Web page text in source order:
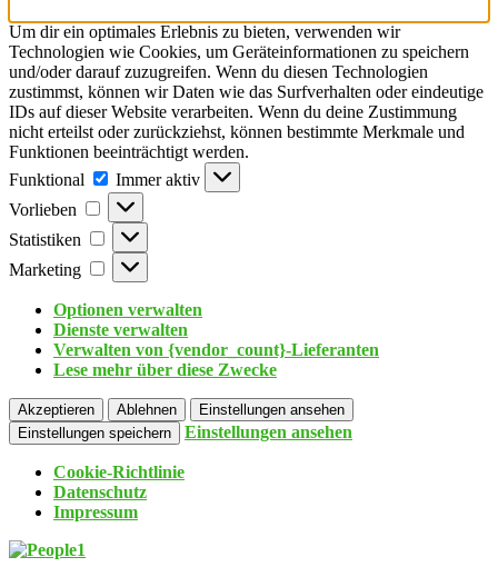
Um dir ein optimales Erlebnis zu bieten, verwenden wir
Technologien wie Cookies, um Geräteinformationen zu speichern
und/oder darauf zuzugreifen. Wenn du diesen Technologien
zustimmst, können wir Daten wie das Surfverhalten oder eindeutige
IDs auf dieser Website verarbeiten. Wenn du deine Zustimmung
nicht erteilst oder zurückziehst, können bestimmte Merkmale und
Funktionen beeinträchtigt werden.
Funktional
Immer aktiv
Vorlieben
Statistiken
Marketing
Optionen verwalten
Dienste verwalten
Verwalten von {vendor_count}-Lieferanten
Lese mehr über diese Zwecke
Akzeptieren Ablehnen
Einstellungen ansehen
Einstellungen speichern
Einstellungen ansehen
Cookie-Richtlinie
Datenschutz
Impressum